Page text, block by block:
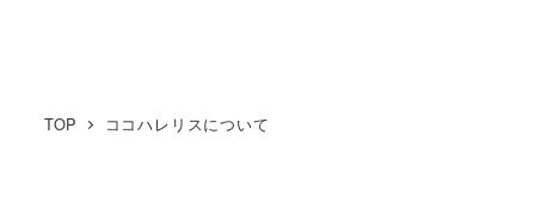
TOP ココハレリスについて